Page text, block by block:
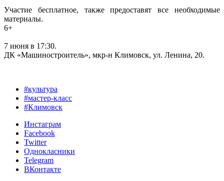
Участие бесплатное, также предоставят все необходимые
материалы.
6+
7 июня в 17:30.
ДК «Машиностроитель», мкр-н Климовск, ул. Ленина, 20.
#культура
#мастер-класс
#Климовск
Инстаграм
Facebook
Twitter
Однокласники
Telegram
ВКонтакте